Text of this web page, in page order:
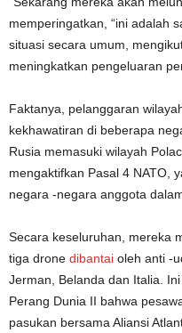
memperingatkan, “ini adalah
situasi secara umum,
meningkatkan pengeluaran
Faktanya, pelanggaran
kekhawatiran di beberapa
Rusia memasuki wilayah
mengaktifkan Pasal 4 NATO,
negara -negara anggota
Secara keseluruhan, mereka
tiga drone dibantai oleh anti -
Jerman, Belanda dan Italia.
Perang Dunia II bahwa
pasukan bersama Aliansi